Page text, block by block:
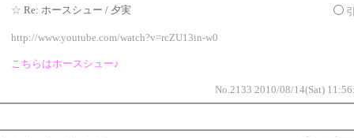
☆ Re: ホースシュー / 夕実
http://www.youtube.com/watch?v=rcZU13in-w0
こちらはホースシュー♪
No.2133 2010/08/14(Sat)